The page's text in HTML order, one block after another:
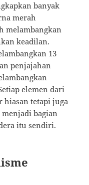
banyak
merah
melambangkan
keadilan.
13
penjajahan
elemen dari
hiasan tetapi juga
bagian
itu sendiri.